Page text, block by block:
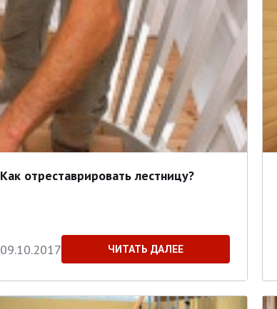
Как отреставрировать лестницу?
09.10.2017 ЧИТАТЬ ДАЛЕЕ